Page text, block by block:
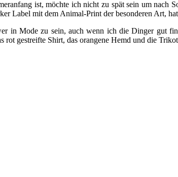
ist, möchte ich nicht zu spät sein um nach
Label mit dem Animal-Print der besonderen Art,
in Mode zu sein, auch wenn ich die Dinger gut
rot gestreifte Shirt, das orangene Hemd und die